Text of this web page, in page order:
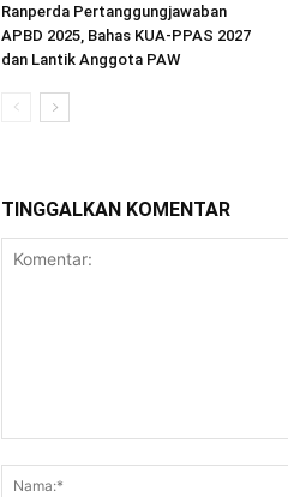
Ranperda Pertanggungjawaban
APBD 2025, Bahas KUA-PPAS 2027
dan Lantik Anggota PAW
TINGGALKAN KOMENTAR